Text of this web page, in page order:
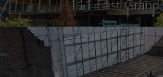
111 East Grand